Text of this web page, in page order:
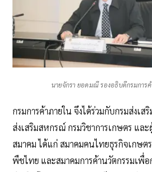
นายจักรา ยอดมณี รองอธิบดีกรมการค้
กรมการค้าภายใน จึงได้ร่วมกับกรมส่งเส
ส่งเสริมสหกรณ์ กรมวิชาการเกษตร แล
สมาคม ได้แก่ สมาคมคนไทยธุรกิจเกษต
พืชไทย และสมาคมการค้านวัตกรรมเพื่อ